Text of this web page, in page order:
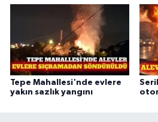
Tepe Mahallesi'nde evlere
yakın sazlık yangını